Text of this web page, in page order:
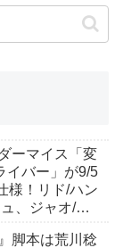
ーマイス「変
イバー」が9/5
様！リド/ハン
、ジャオ/バ
脚本は荒川稔